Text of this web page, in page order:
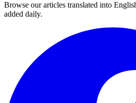
Browse our articles translated into
added daily.